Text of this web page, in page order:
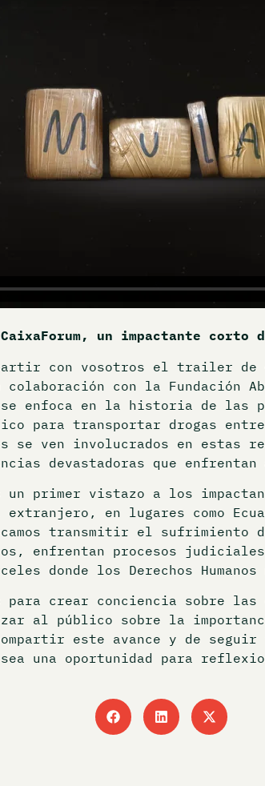
un impactante corto
con vosotros el trailer de
colaboración con la Fundación
enfoca en la historia de las
para transportar drogas entre
se ven involucrados en estas
devastadoras que
un primer vistazo a los
en lugares como
transmitir el sufrimiento
enfrentan procesos
donde los Derechos
crear conciencia sobre las
al público sobre la
este avance y de
sea una oportunidad para